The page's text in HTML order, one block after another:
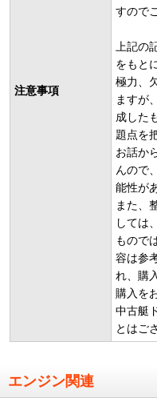
注意事項
すので
上記の
をもと
極力、
ますが
成した
題点を
お話か
んので
能性が
また、
しては
もので
容は参
れ、購
購入を
中古艇
とはご
エンジン関連